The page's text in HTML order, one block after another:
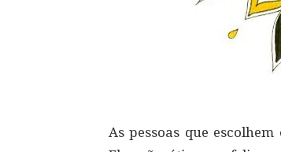
As pessoas que